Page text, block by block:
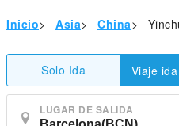
Inicio> Asia> China>
Solo Ida Viaje
LUGAR DE SALIDA